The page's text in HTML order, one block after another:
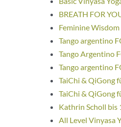
BREATH FOR
Feminine
Tango argentino
Tango Argentino
Tango argentino
TaiChi & QiGong
TaiChi & QiGong
Kathrin Scholl bis
All Level Vinyasa